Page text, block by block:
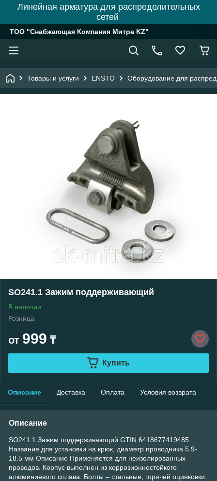
Линейная арматура для распределительных
сетей
ТОО "Снабжающая Компания Митра KZ"
Товары и услуги ENSTO Оборудование для
SO241.1 Зажим поддерживающий
В наличии
Розница
от 999 ₸
Купить
Описание Доставка Оплата Условия возврата
Описание
SO241.1 Зажим поддерживающий GTIN 6418677419485
Название для установки на крюк, диаметр проводника 5.9-
18.5 мм Описание Применяется для неизолированных
проводов. Корпус выполнен из коррозионностойкого
алюминиевого сплава. Болты – стальные, горячей оцинковки.